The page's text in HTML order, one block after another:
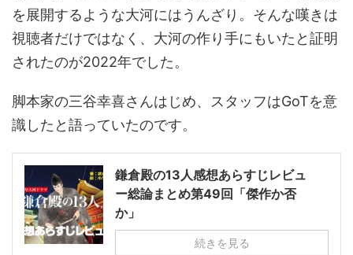
を展開するような大河にはうんざり。そんな嘆きは
視聴者だけではなく、大河の作り手にもいたと証明
されたのが2022年でした。
脚本家の三谷幸喜さんはじめ、スタッフはGoTを意
識したと語っていたのです。
鎌倉殿の13人感想あらすじレビュ
ー総論まとめ第49回「傑作か否
か」
続きを見る